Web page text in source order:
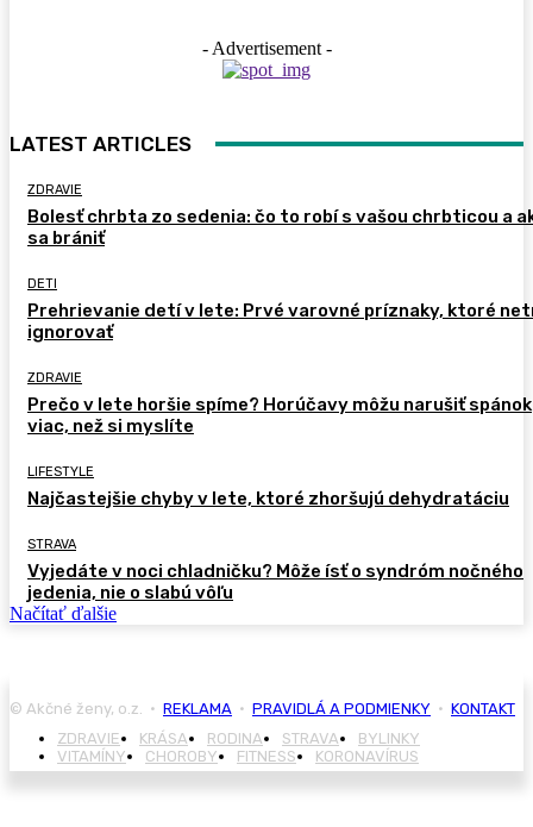
- Advertisement -
LATEST ARTICLES
ZDRAVIE
Bolesť chrbta zo sedenia: čo to robí s vašou chrbticou a
sa brániť
DETI
Prehrievanie detí v lete: Prvé varovné príznaky, ktoré
ignorovať
ZDRAVIE
Prečo v lete horšie spíme? Horúčavy môžu narušiť spánok
viac, než si myslíte
LIFESTYLE
Najčastejšie chyby v lete, ktoré zhoršujú dehydratáciu
STRAVA
Vyjedáte v noci chladničku? Môže ísť o syndróm nočného
jedenia, nie o slabú vôľu
Načítať ďalšie
© Akčné ženy, o.z. • REKLAMA • PRAVIDLÁ A PODMIENKY • KONTAKT
ZDRAVIE
KRÁSA RODINA STRAVA
BYLINKY
VITAMÍNY
CHOROBY FITNESS KORONAVÍRUS